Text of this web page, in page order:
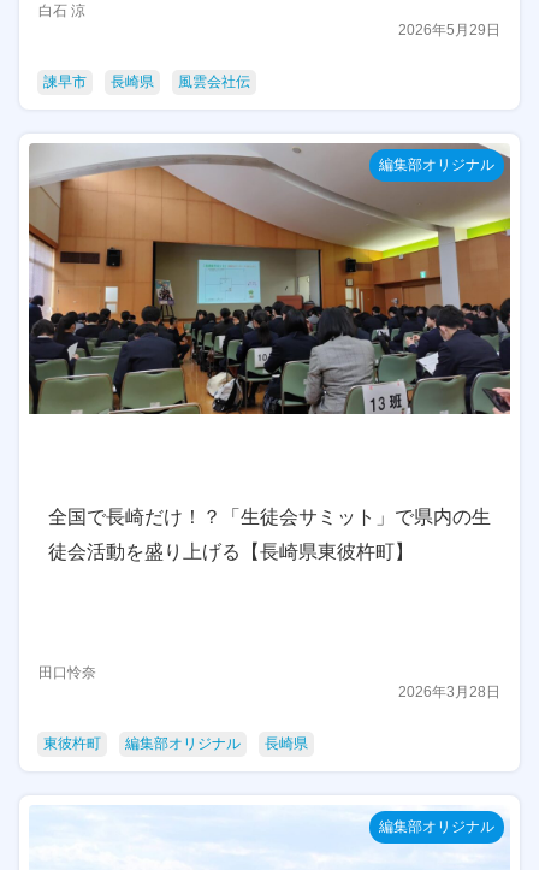
白石 涼
2026年5月29日
諫早市 長崎県 風雲会社伝
編集部オリジナル
全国で長崎だけ！？「生徒会サミット」で県内の生
徒会活動を盛り上げる【長崎県東彼杵町】
田口怜奈
2026年3月28日
東彼杵町 編集部オリジナル 長崎県
編集部オリジナル